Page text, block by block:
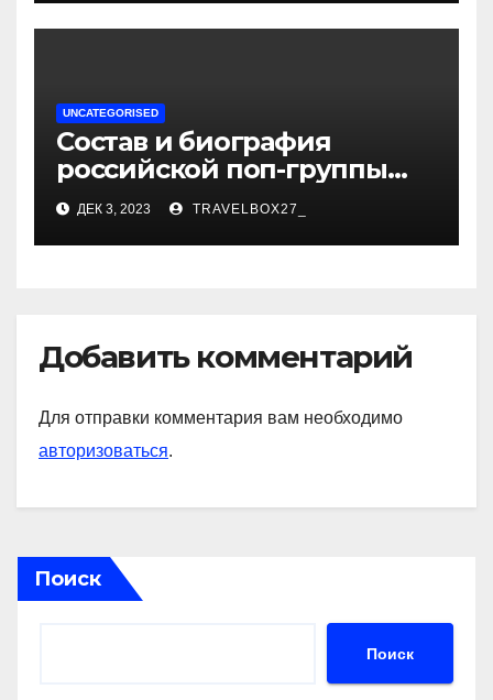
UNCATEGORISED
Состав и биография
российской поп-группы
«Иванушки интернешнл»
— история успеха, музыка
и судьбы участников
ДЕК 3, 2023 TRAVELBOX27_
Добавить комментарий
Для отправки комментария вам необходимо
авторизоваться.
Поиск
Поиск